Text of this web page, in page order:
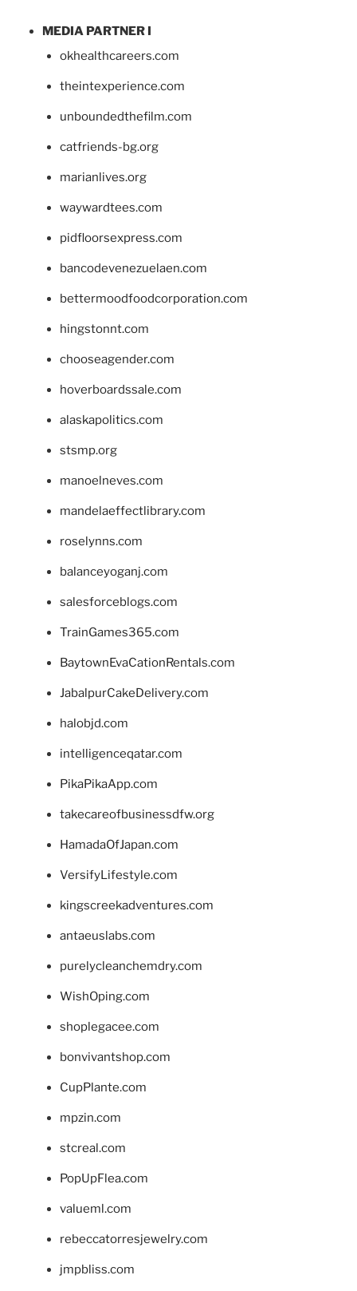
MEDIA PARTNER I
okhealthcareers.com
theintexperience.com
unboundedthefilm.com
catfriends-bg.org
marianlives.org
waywardtees.com
pidfloorsexpress.com
bancodevenezuelaen.com
bettermoodfoodcorporation.com
hingstonnt.com
chooseagender.com
hoverboardssale.com
alaskapolitics.com
stsmp.org
manoelneves.com
mandelaeffectlibrary.com
roselynns.com
balanceyoganj.com
salesforceblogs.com
TrainGames365.com
BaytownEvaCationRentals.com
JabalpurCakeDelivery.com
halobjd.com
intelligenceqatar.com
PikaPikaApp.com
takecareofbusinessdfw.org
HamadaOfJapan.com
VersifyLifestyle.com
kingscreekadventures.com
antaeuslabs.com
purelycleanchemdry.com
WishOping.com
shoplegacee.com
bonvivantshop.com
CupPlante.com
mpzin.com
stcreal.com
PopUpFlea.com
valueml.com
rebeccatorresjewelry.com
jmpbliss.com